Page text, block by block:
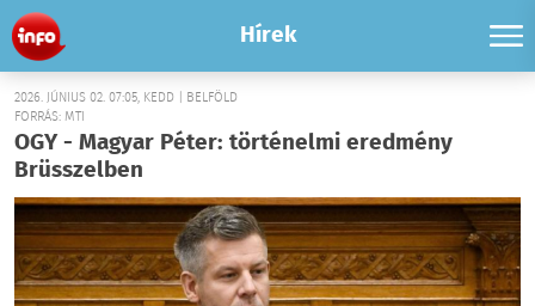
Hírek
2026. JÚNIUS 02. 07:05, KEDD | BELFÖLD
FORRÁS: MTI
OGY - Magyar Péter: történelmi eredmény
Brüsszelben